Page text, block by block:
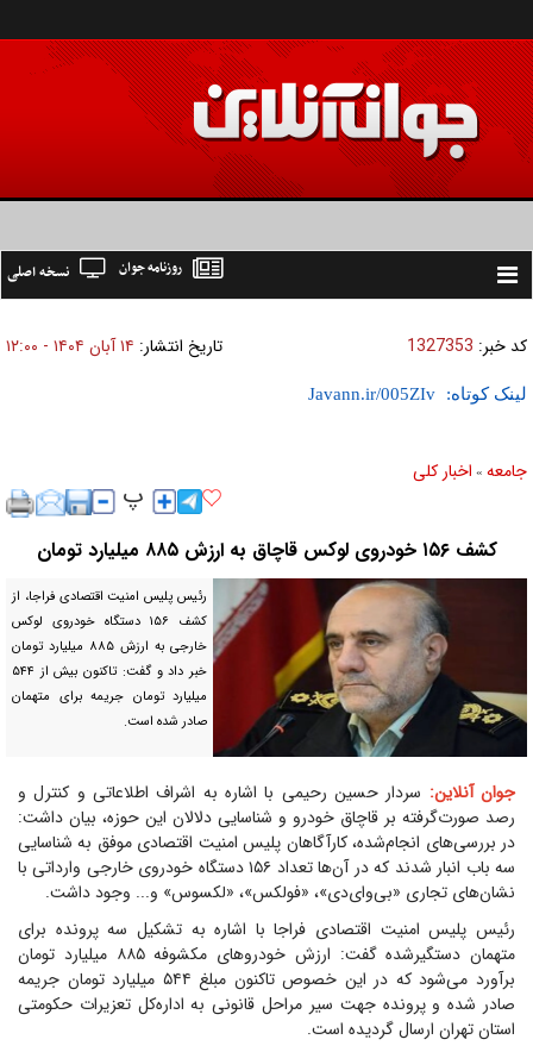
Toggle
نسخه اصلی روزنامه جوان
کد خبر: 1327353 تاریخ انتشار: ۱۴ آبان ۱۴۰۴ - ۱۲:۰۰
لینک کوتاه:
جامعه » اخبار كلی
کشف ۱۵۶ خودروی لوکس قاچاق به ارزش ۸۸۵ میلیارد تومان
رئیس پلیس امنیت اقتصادی فراجا، از
کشف ۱۵۶ دستگاه خودروی لوکس
خارجی به ارزش ۸۸۵ میلیارد تومان
خبر داد و گفت: تاکنون بیش از ۵۴۴
میلیارد تومان جریمه برای متهمان
صادر شده است.
جوان آنلاین: سردار حسین رحیمی با اشاره به اشراف اطلاعاتی و کنترل و
رصد صورت‌گرفته بر قاچاق خودرو و شناسایی دلالان این حوزه، بیان داشت:
در بررسی‌های انجام‌شده، کارآگاهان پلیس امنیت اقتصادی موفق به شناسایی
سه باب انبار شدند که در آن‌ها تعداد ۱۵۶ دستگاه خودروی خارجی وارداتی با
نشان‌های تجاری «بی‌وای‌دی»، «فولکس»، «لکسوس» و... وجود داشت.
رئیس پلیس امنیت اقتصادی فراجا با اشاره به تشکیل سه پرونده برای
متهمان دستگیرشده گفت: ارزش خودروهای مکشوفه ۸۸۵ میلیارد تومان
برآورد می‌شود که در این خصوص تاکنون مبلغ ۵۴۴ میلیارد تومان جریمه
صادر شده و پرونده جهت سیر مراحل قانونی به اداره‌کل تعزیرات حکومتی
استان تهران ارسال گردیده است.